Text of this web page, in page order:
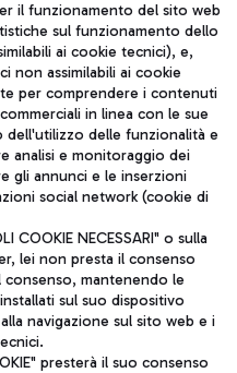
a direzione e
il funzionamento del sito web
sul funzionamento dello
ai cookie tecnici), e,
non assimilabili ai cookie
per comprendere i contenuti
in linea con le sue
delle funzionalità e
analisi e monitoraggio dei
gli annunci e le inserzioni
social network (cookie di
COOKIE NECESSARI" o sulla
lei non presta il consenso
mantenendo le
sul suo dispositivo
navigazione sul sito web e i
presterà il suo consenso